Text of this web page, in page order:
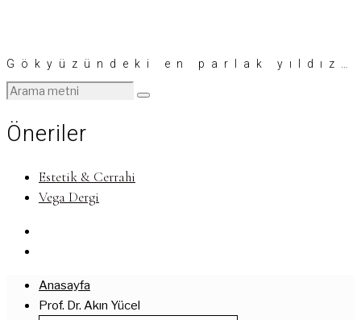
Gökyüzündeki en parlak yıldız…
Öneriler
Estetik & Cerrahi
Vega Dergi
Anasayfa
Prof. Dr. Akın Yücel